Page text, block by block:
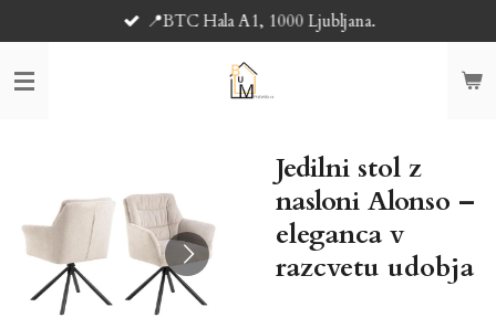
to
main
content
📍BTC Hala A1, 1000 Ljubljana.
Jedilni stol z
nasloni Alonso –
eleganca v
razcvetu udobja